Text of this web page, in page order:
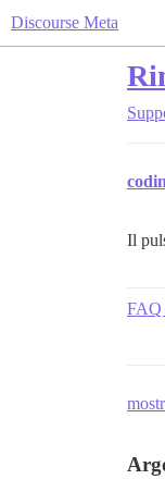
Discourse Meta
Il
FAQ